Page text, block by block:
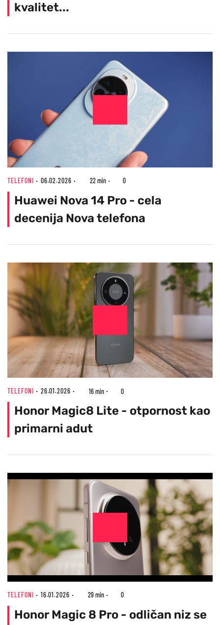
kvalitet...
TELEFONI 06.02.2026 22 min 0
Huawei Nova 14 Pro - cela
decenija Nova telefona
TELEFONI 26.01.2026 16 min 0
Honor Magic8 Lite - otpornost kao
primarni adut
TELEFONI 16.01.2026 29 min 0
Honor Magic 8 Pro - odličan niz se